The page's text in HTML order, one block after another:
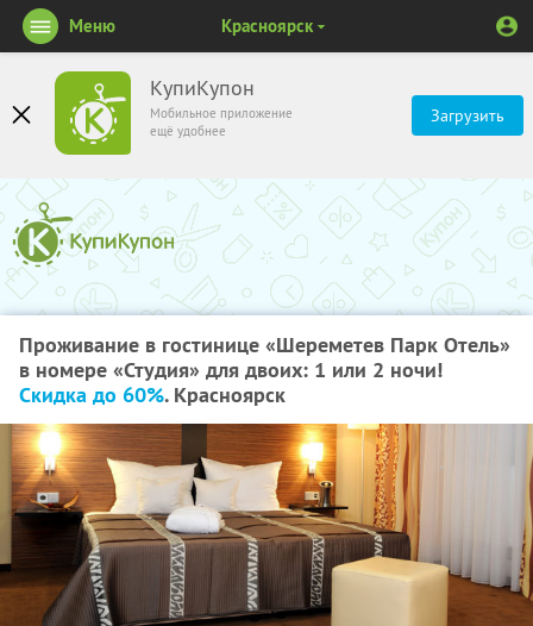
КупиКупон
Мобильное приложение
ещё удобнее
Загрузить
Меню Красноярск
Проживание в гостинице «Шереметев Парк Отель»
в номере «Студия» для двоих: 1 или 2 ночи!
Скидка до 60%. Красноярск